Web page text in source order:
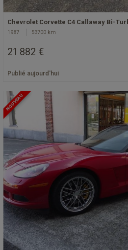
Chevrolet Corvette C4 Callaway Bi-
1987 53700 km
21 882 €
Publié aujourd'hui
NOUVEAU